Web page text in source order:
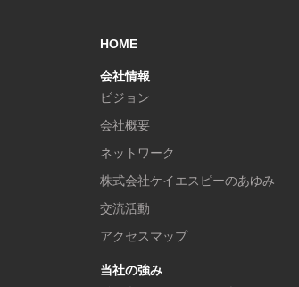
HOME
会社情報
ビジョン
会社概要
ネットワーク
株式会社ケイエスピーのあゆみ
交流活動
アクセスマップ
当社の強み